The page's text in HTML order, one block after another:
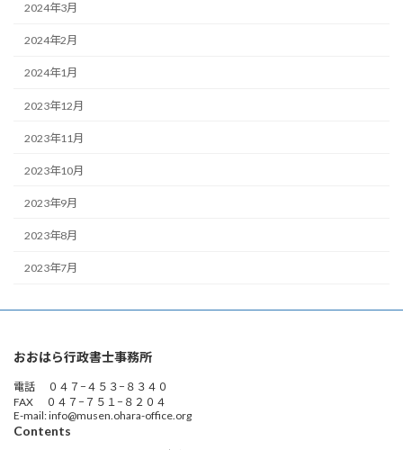
2024年3月
2024年2月
2024年1月
2023年12月
2023年11月
2023年10月
2023年9月
2023年8月
2023年7月
おおはら行政書士事務所
電話 ０４７−４５３−８３４０
FAX ０４７−７５１−８２０４
E-mail: info@musen.ohara-office.org
Contents